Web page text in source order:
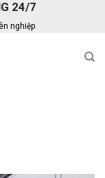
24/7
nghiệp